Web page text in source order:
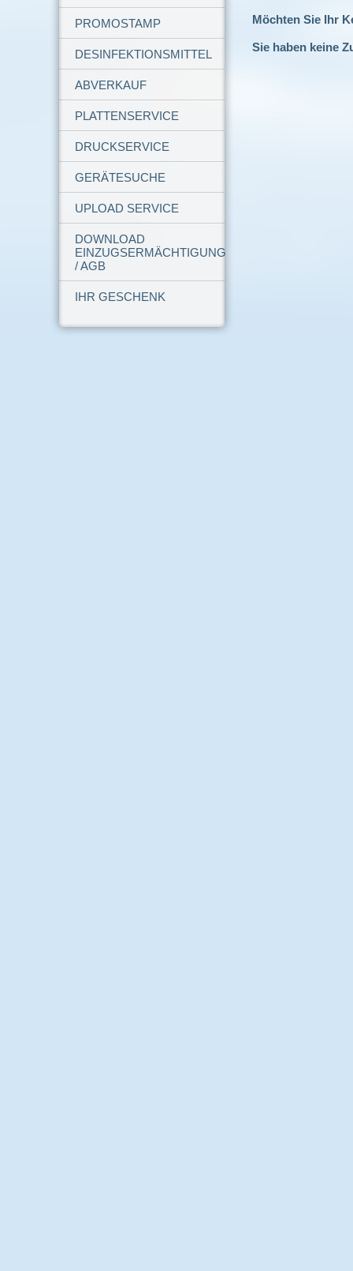
PROMOSTAMP
DESINFEKTIONSMITTEL
ABVERKAUF
PLATTENSERVICE
DRUCKSERVICE
GERÄTESUCHE
UPLOAD SERVICE
DOWNLOAD
EINZUGSERMÄCHTIGUNG
/ AGB
IHR GESCHENK
Möchten Sie Ihr
Sie haben keine